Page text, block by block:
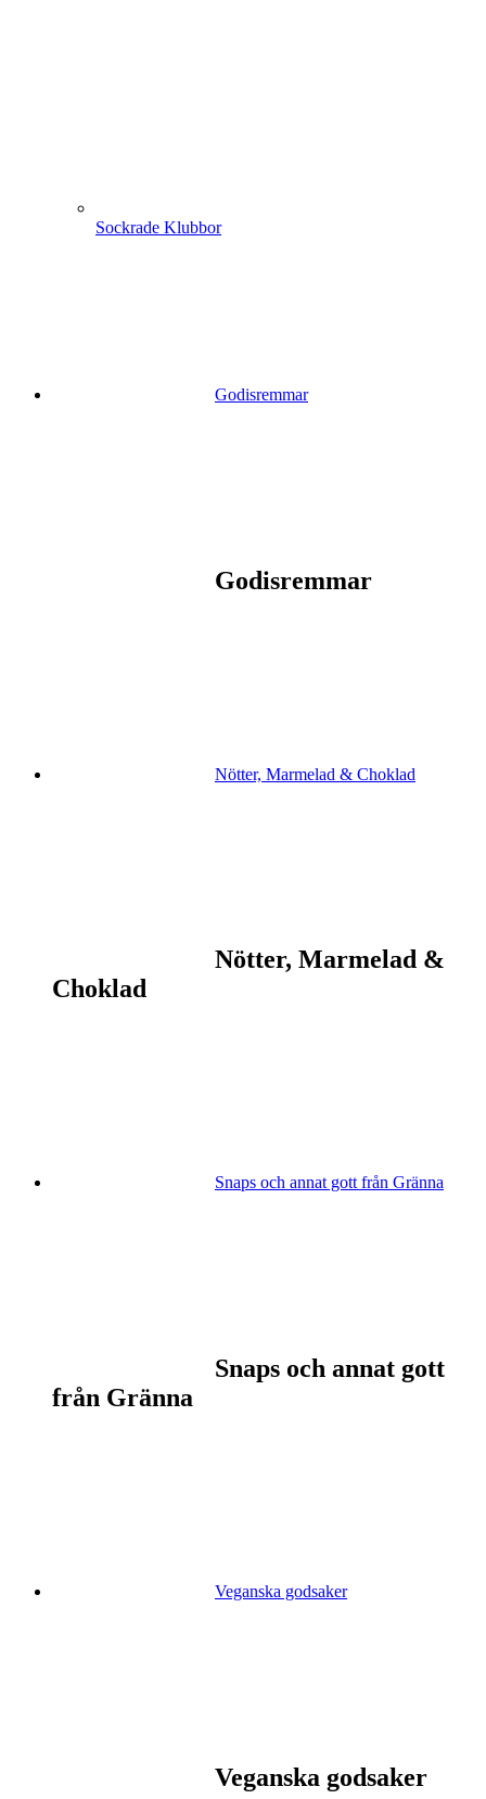
Sockrade Klubbor
Godisremmar
Godisremmar
Nötter, Marmelad & Choklad
Nötter, Marmelad &
Choklad
Snaps och annat gott från Gränna
Snaps och annat gott
från Gränna
Veganska godsaker
Veganska godsaker